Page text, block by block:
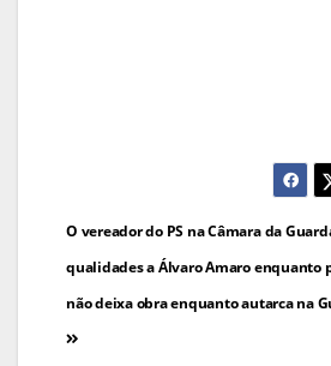
Navegação
de
artigos
O vereador do PS na Câmara da
qualidades a Álvaro Amaro enquanto
não deixa obra enquanto autarca na